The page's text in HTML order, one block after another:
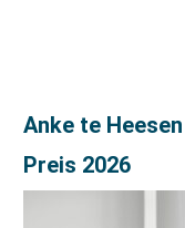
Anke te
Preis 2026